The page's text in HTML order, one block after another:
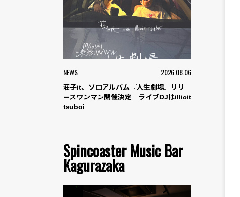
NEWS 2026.08.06
荘子it、ソロアルバム『人生劇場』リリ
ースワンマン開催決定 ライブDJはillicit
tsuboi
Spincoaster Music Bar
Kagurazaka